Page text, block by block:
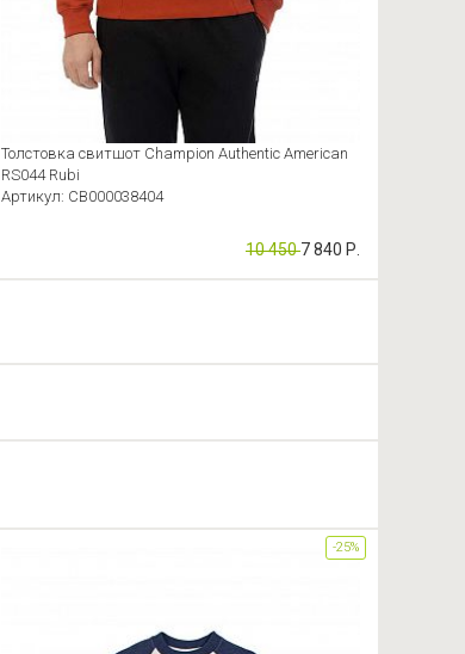
Толстовка свитшот Champion Authentic American
RS044 Rubi
Артикул: CB000038404
10 4507 840 Р.
-25%